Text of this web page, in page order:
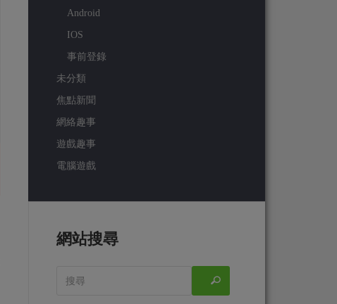
Android
IOS
事前登錄
未分類
焦點新聞
網絡趣事
遊戲趣事
電腦遊戲
網站搜尋